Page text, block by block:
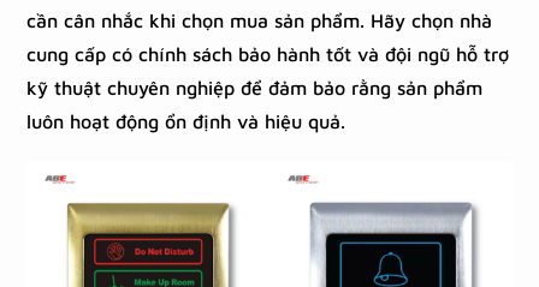
cần cân nhắc khi chọn mua sản phẩm. Hãy chọn nhà
cung cấp có chính sách bảo hành tốt và đội ngũ hỗ trợ
kỹ thuật chuyên nghiệp để đảm bảo rằng sản phẩm
luôn hoạt động ổn định và hiệu quả.